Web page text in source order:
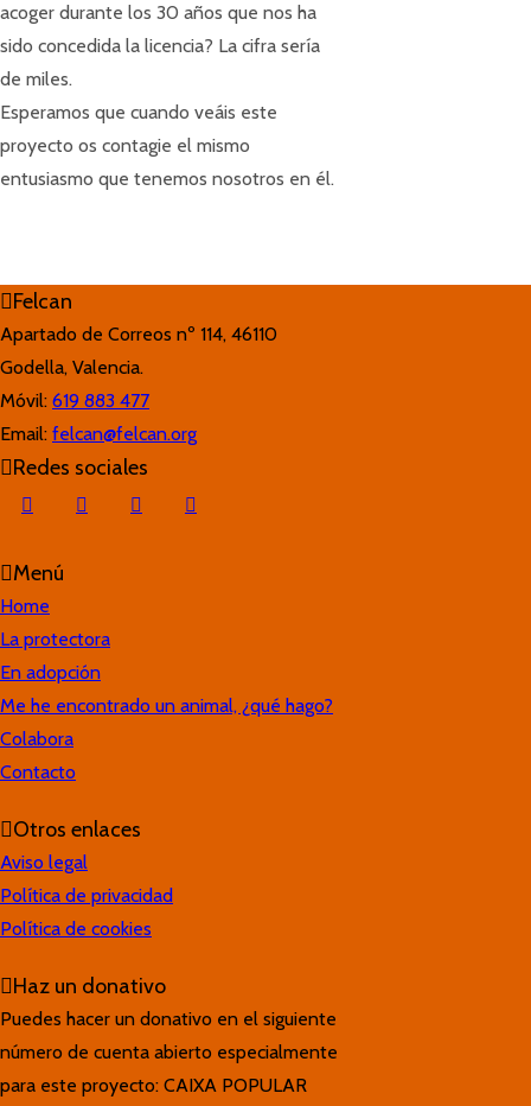
acoger durante los 30 años que nos ha
sido concedida la licencia? La cifra sería
de miles.
Esperamos que cuando veáis este
proyecto os contagie el mismo
entusiasmo que tenemos nosotros en él.
Felcan
Apartado de Correos nº 114, 46110
Godella, Valencia.
Móvil: 619 883 477
Email: felcan@felcan.org
Redes sociales
Menú
Home
La protectora
En adopción
Me he encontrado un animal, ¿qué hago?
Colabora
Contacto
Otros enlaces
Aviso legal
Política de privacidad
Política de cookies
Haz un donativo
Puedes hacer un donativo en el siguiente
número de cuenta abierto especialmente
para este proyecto: CAIXA POPULAR